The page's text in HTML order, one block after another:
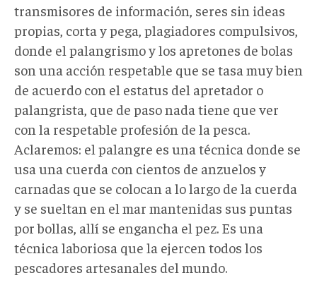
transmisores de información, seres sin ideas
propias, corta y pega, plagiadores compulsivos,
donde el palangrismo y los apretones de bolas
son una acción respetable que se tasa muy bien
de acuerdo con el estatus del apretador o
palangrista, que de paso nada tiene que ver
con la respetable profesión de la pesca.
Aclaremos: el palangre es una técnica donde se
usa una cuerda con cientos de anzuelos y
carnadas que se colocan a lo largo de la cuerda
y se sueltan en el mar mantenidas sus puntas
por bollas, allí se engancha el pez. Es una
técnica laboriosa que la ejercen todos los
pescadores artesanales del mundo.